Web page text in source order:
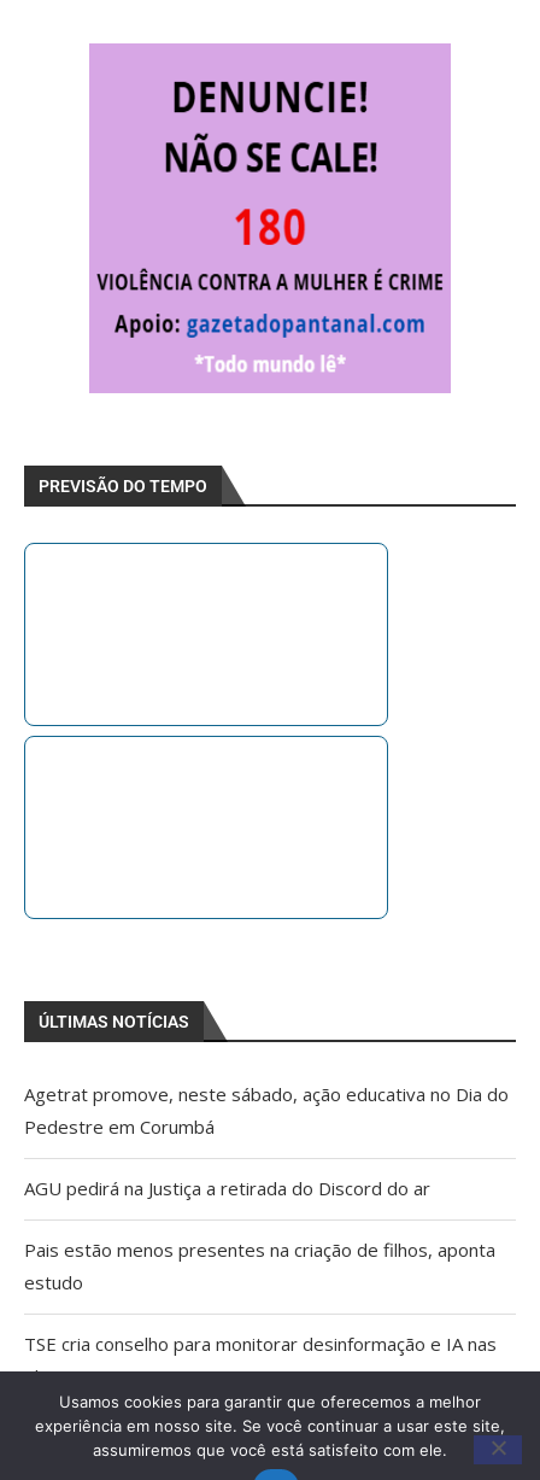
PREVISÃO DO TEMPO
ÚLTIMAS NOTÍCIAS
Agetrat promove, neste sábado, ação educativa no Dia do
Pedestre em Corumbá
AGU pedirá na Justiça a retirada do Discord do ar
Pais estão menos presentes na criação de filhos, aponta
estudo
TSE cria conselho para monitorar desinformação e IA nas
eleições
Capacitação qualifica trabalho dos Agentes Comunitários
Usamos cookies para garantir que oferecemos a melhor
experiência em nosso site. Se você continuar a usar este site,
assumiremos que você está satisfeito com ele.